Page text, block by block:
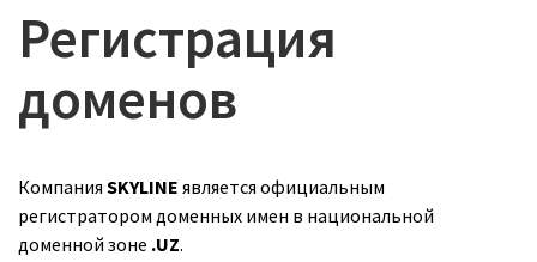
Телефония
Онлайн АТС
VDS
Регистрация
доменов
Компания SKYLINE является официальным
регистратором доменных имен в национальной
доменной зоне .UZ.